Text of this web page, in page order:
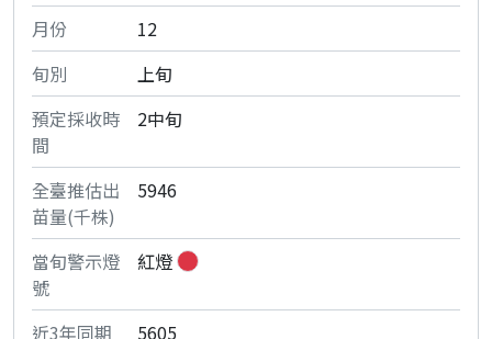
12
上旬
2中旬
5946
紅燈
5605